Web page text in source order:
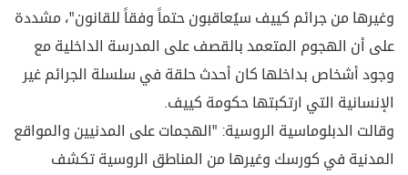
وغيرها من جرائم كييف سيُعاقبون حتماً وفقاً للقانون"، مشددة
على أن الهجوم المتعمد بالقصف على المدرسة الداخلية مع
وجود أشخاص بداخلها كان أحدث حلقة في سلسلة الجرائم غير
الإنسانية التي ارتكبتها حكومة كييف.
وقالت الدبلوماسية الروسية: "الهجمات على المدنيين والمواقع
المدنية في كورسك وغيرها من المناطق الروسية تكشف